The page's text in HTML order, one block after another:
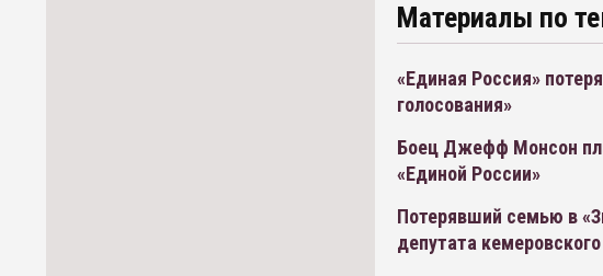
Материалы по
«Единая Россия»
голосования»
Боец Джефф Монсон
«Единой России»
Потерявший семью в
депутата